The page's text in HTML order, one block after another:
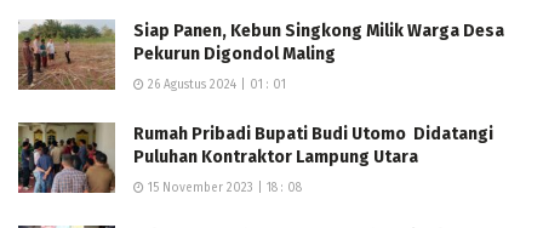
Siap Panen, Kebun Singkong Milik Warga Desa
Pekurun Digondol Maling
26 Agustus 2024 | 01 : 01
Rumah Pribadi Bupati Budi Utomo Didatangi
Puluhan Kontraktor Lampung Utara
15 November 2023 | 18 : 08